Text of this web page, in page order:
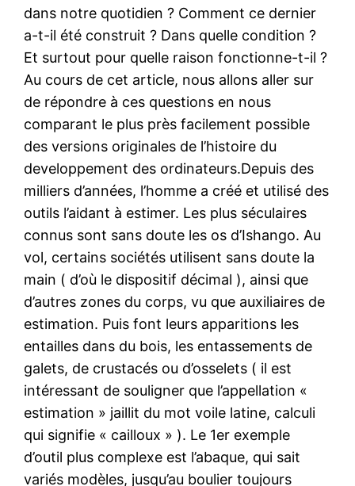
dans notre quotidien ? Comment ce dernier
a-t-il été construit ? Dans quelle condition ?
Et surtout pour quelle raison fonctionne-t-il ?
Au cours de cet article, nous allons aller sur
de répondre à ces questions en nous
comparant le plus près facilement possible
des versions originales de l’histoire du
developpement des ordinateurs.Depuis des
milliers d’années, l’homme a créé et utilisé des
outils l’aidant à estimer. Les plus séculaires
connus sont sans doute les os d’Ishango. Au
vol, certains sociétés utilisent sans doute la
main ( d’où le dispositif décimal ), ainsi que
d’autres zones du corps, vu que auxiliaires de
estimation. Puis font leurs apparitions les
entailles dans du bois, les entassements de
galets, de crustacés ou d’osselets ( il est
intéressant de souligner que l’appellation «
estimation » jaillit du mot voile latine, calculi
qui signifie « cailloux » ). Le 1er exemple
d’outil plus complexe est l’abaque, qui sait
variés modèles, jusqu’au boulier toujours